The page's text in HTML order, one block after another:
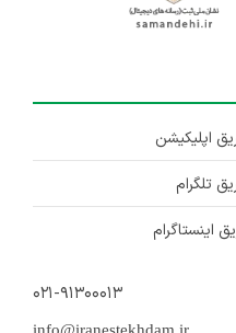
اپلیکیشن
تلگرام
اینستاگرام
۰۲۱-۹۱۳۰۰۰۱۳
info@iranestekhdam.ir